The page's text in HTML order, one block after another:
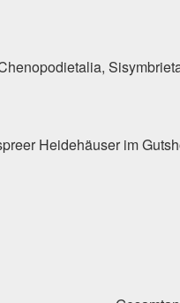
Heidehäuser im